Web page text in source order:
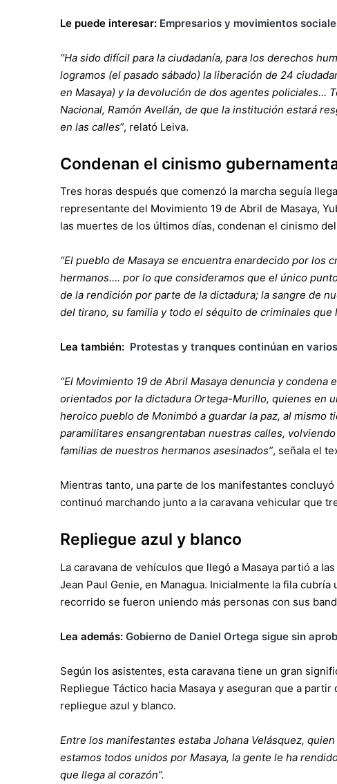
Le puede interesar: Empresarios y movimientos
“Ha sido difícil para la ciudadanía, para los derechos
logramos (el pasado sábado) la liberación de 24
en Masaya) y la devolución de dos agentes policiales…
Nacional, Ramón Avellán, de que la institución estará
en las calles”, relató Leiva.
Condenan el cinismo
Tres horas después que comenzó la marcha seguía
representante del Movimiento 19 de Abril de Masaya,
las muertes de los últimos días, condenan el cinismo
“El pueblo de Masaya se encuentra enardecido por los
hermanos…. por lo que consideramos que el único
de la rendición por parte de la dictadura; la sangre de
del tirano, su familia y todo el séquito de criminales que
Lea también: Protestas y tranques continúan en
“El Movimiento 19 de Abril Masaya denuncia y
orientados por la dictadura Ortega-Murillo, quienes en
heroico pueblo de Monimbó a guardar la paz, al mismo
paramilitares ensangrentaban nuestras calles,
familias de nuestros hermanos asesinados”, señala el
Mientras tanto, una parte de los manifestantes
continuó marchando junto a la caravana vehicular que
Repliegue azul y blanco
La caravana de vehículos que llegó a Masaya partió a
Jean Paul Genie, en Managua. Inicialmente la fila
recorrido se fueron uniendo más personas con sus
Lea además: Gobierno de Daniel Ortega sigue sin
Según los asistentes, esta caravana tiene un gran
Repliegue Táctico hacia Masaya y aseguran que a
repliegue azul y blanco.
Entre los manifestantes estaba Johana Velásquez,
estamos todos unidos por Masaya, la gente le ha
que llega al corazón”.